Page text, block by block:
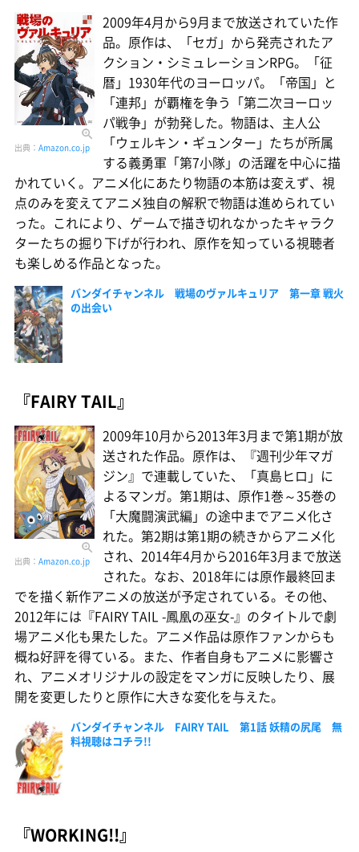
出典： Amazon.co.jp
2009年4月から9月まで放送されていた作
品。原作は、「セガ」から発売されたア
クション・シミュレーションRPG。「征
暦」1930年代のヨーロッパ。「帝国」と
「連邦」が覇権を争う「第二次ヨーロッ
パ戦争」が勃発した。物語は、主人公
「ウェルキン・ギュンター」たちが所属
する義勇軍「第7小隊」の活躍を中心に描
かれていく。アニメ化にあたり物語の本筋は変えず、視
点のみを変えてアニメ独自の解釈で物語は進められてい
った。これにより、ゲームで描き切れなかったキャラク
ターたちの掘り下げが行われ、原作を知っている視聴者
も楽しめる作品となった。
バンダイチャンネル 戦場のヴァルキュリア 第一章 戦火
の出会い
『FAIRY TAIL』
出典： Amazon.co.jp
2009年10月から2013年3月まで第1期が放
送された作品。原作は、『週刊少年マガ
ジン』で連載していた、「真島ヒロ」に
よるマンガ。第1期は、原作1巻～35巻の
「大魔闘演武編」の途中までアニメ化さ
れた。第2期は第1期の続きからアニメ化
され、2014年4月から2016年3月まで放送
された。なお、2018年には原作最終回ま
でを描く新作アニメの放送が予定されている。その他、
2012年には『FAIRY TAIL -鳳凰の巫女-』のタイトルで劇
場アニメ化も果たした。アニメ作品は原作ファンからも
概ね好評を得ている。また、作者自身もアニメに影響さ
れ、アニメオリジナルの設定をマンガに反映したり、展
開を変更したりと原作に大きな変化を与えた。
バンダイチャンネル FAIRY TAIL 第1話 妖精の尻尾 無
料視聴はコチラ!!
『WORKING!!』